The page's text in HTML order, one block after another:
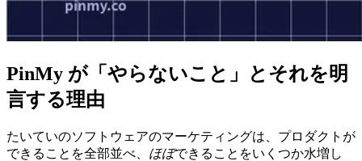
PinMy が「やらないこと」とそれを明
言する理由
たいていのソフトウェアのマーケティングは、プロダクトが
できることを全部並べ、 ほぼできることをいくつか水増し